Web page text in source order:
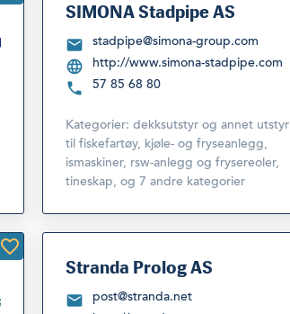
SIMONA Stadpipe AS
stadpipe@simona-group.com
http://www.simona-stadpipe.com
57 85 68 80
Kategorier:dekksutstyr og annet utstyr
til fiskefartøy, kjøle- og fryseanlegg,
ismaskiner, rsw-anlegg og frysereoler,
tineskap,og 7 andre kategorier
Stranda Prolog AS
post@stranda.net